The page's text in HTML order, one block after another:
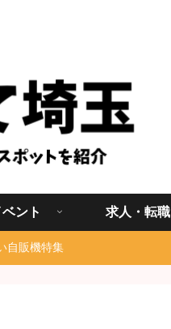
ント 求人・転職
自販機特集